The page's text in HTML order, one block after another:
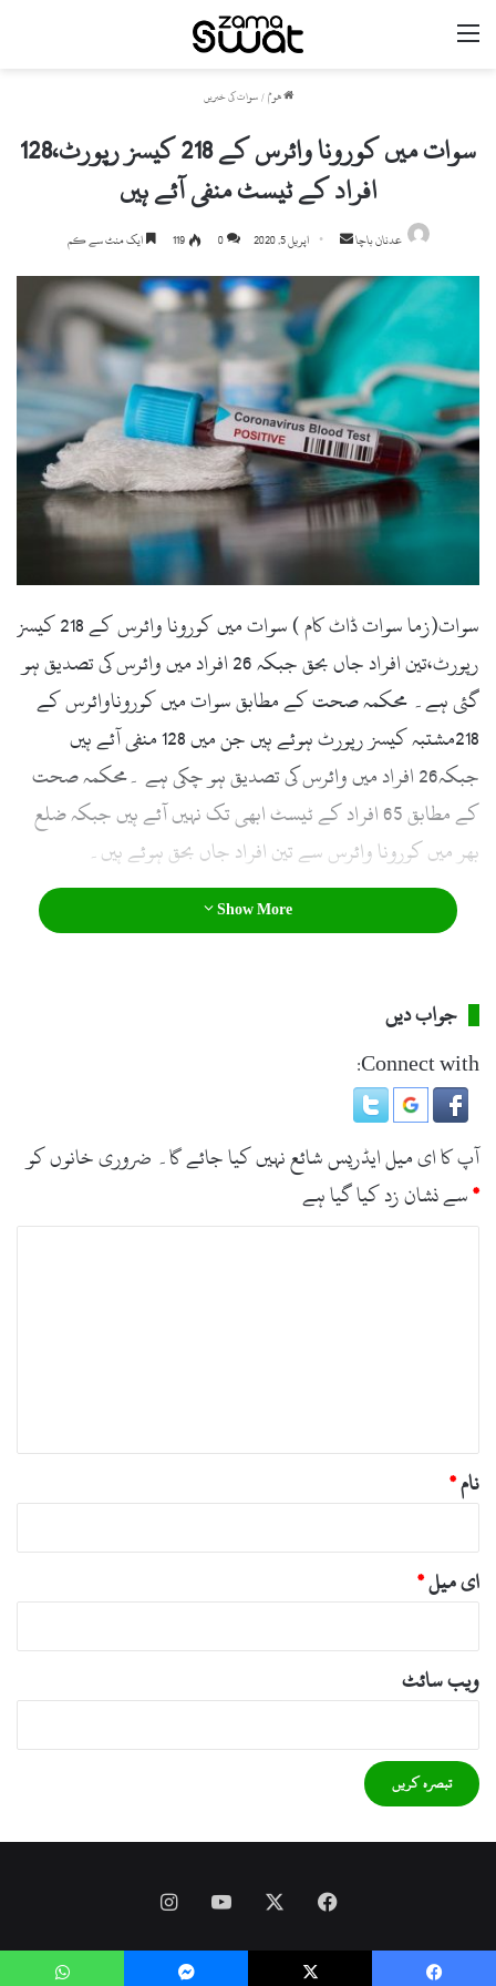
ھوم / سوات کی خبریں
سوات میں کورونا وائرس کے 218 کیسز رپورٹ،128
افراد کے ٹیسٹ منفی آئے ہیں
عدنان باچا
n
d
a
e
m
a
i
l
اپریل 5, 2020 0
119 ایک منٹ سے کم
سوات(زما سوات ڈاٹ کام ) سوات میں کورونا وائرس کے 218 کیسز
رپورٹ،تین افراد جاں بحق جبکہ 26 افراد میں وائرس کی تصدیق ہو
گئی ہے۔ محکمہ صحت کے مطابق سوات میں کوروناوائرس کے
218مشتبہ کیسز رپورٹ ہوئے ہیں جن میں 128 منفی آئے ہیں
جبکہ26 افراد میں وائرس کی تصدیق ہو چکی ہے ۔محکمہ صحت
کے مطابق 65 افراد کے ٹیسٹ ابھی تک نہیں آئے ہیں جبکہ ضلع
بھر میں کورونا وائرس سے تین افراد جاں بحق ہوئے ہیں۔
Show More
جواب دیں
Connect with:
آپ کا ای میل ایڈریس شائع نہیں کیا جائے گا۔ ضروری خانوں کو
*سے نشان زد کیا گیا ہے
نام*
ای میل*
ویب‌ سائٹ
Facebook
YouTube